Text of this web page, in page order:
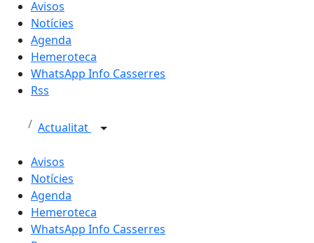
Avisos
Notícies
Agenda
Hemeroteca
WhatsApp Info Casserres
Rss
Actualitat
Avisos
Notícies
Agenda
Hemeroteca
WhatsApp Info Casserres